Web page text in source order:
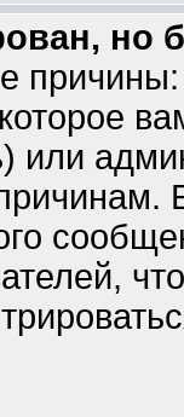
но
или